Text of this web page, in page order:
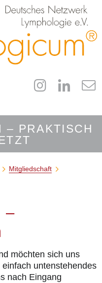
– PRAKTISCH
 Mitgliedschaft 
–
möchten sich uns
untenstehendes
nach Eingang